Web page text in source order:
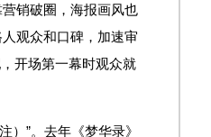
销破圈，海报画风也
观众和口碑，加速审
开场第一幕时观众就
”。去年《梦华录》